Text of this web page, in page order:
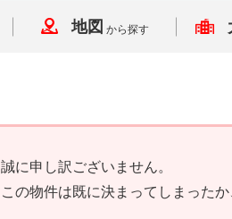
地図 から探す
誠に申し訳ございません。
この物件は既に決まってしまった